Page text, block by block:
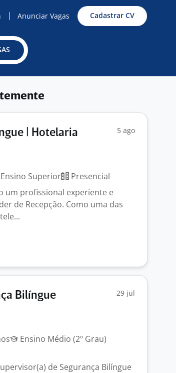
Anunciar Vagas Cadastrar CV
| Hotelaria 5 ago
Ensino Superior
Presencial
um profissional experiente e
de Recepção. Como uma das
Bilíngue 29 jul
Ensino Médio (2º Grau)
de Segurança Bilíngue